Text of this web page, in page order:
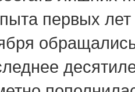
первых